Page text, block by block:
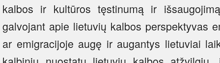
kalbos ir kultūros tęstinumą ir
galvojant apie lietuvių kalbos perspektyvas
ar emigracijoje augę ir augantys lietuviai